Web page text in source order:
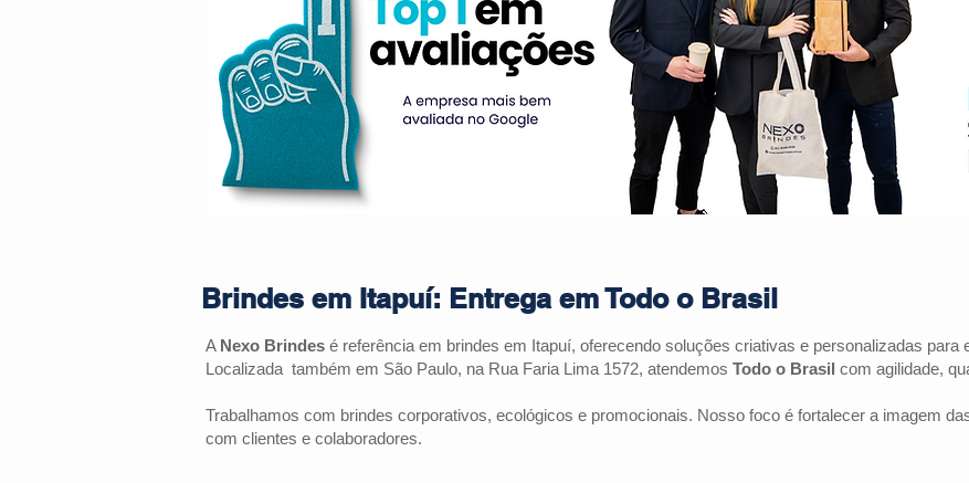
Brindes em Itapuí: Entrega em Todo o Brasil
A Nexo Brindes é referência em brindes em Itapuí, oferecendo soluções criativas e personalizadas
Localizada também em São Paulo, na Rua Faria Lima 1572, atendemos Todo o Brasil com agilidade,
Trabalhamos com brindes corporativos, ecológicos e promocionais. Nosso foco é fortalecer a imagem
com clientes e colaboradores.